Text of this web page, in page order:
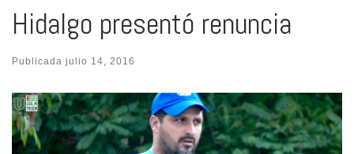
Hidalgo presentó renuncia
Publicada julio 14, 2016